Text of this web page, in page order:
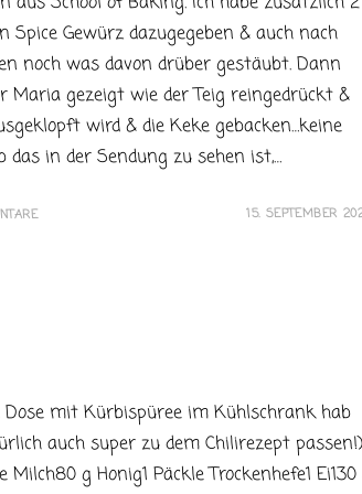
Spice Gewürz dazugegeben & auch nach
noch was davon drüber gestäubt. Dann
Maria gezeigt wie der Teig reingedrückt &
wird & die Keke gebacken…keine
das in der Sendung zu sehen ist,…
15. SEPTEMBER
mit Kürbispüree im Kühlschrank hab
auch super zu dem Chilirezept
g Honig1 Päckle Trockenhefe1 Ei130